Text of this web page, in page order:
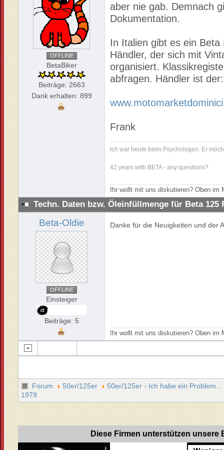
OFFLINE
BetaBiker
Beiträge: 2663
Dank erhalten: 899
aber nie gab. Demnach
Dokumentation.
In Italien gibt es ein
Händler, der sich mit
organisiert.
abfragen. Händler ist der:
Frank
Ich war heute beim Psychologen. Er
42 years with BETA - any questions?
Ihr wollt mit uns diskutieren? Oben
Techn. Daten bzw. Öleinfüllmenge für Beta 125
Beta-Oldie
OFFLINE
Einsteiger
Beiträge: 5
Danke für die Neuigkeiten und der
Ihr wollt mit uns diskutieren? Oben
Forum 50er/125er
50er/125er - Ich habe ein Problem...
1979
Diese Firmen unterstützen unsere